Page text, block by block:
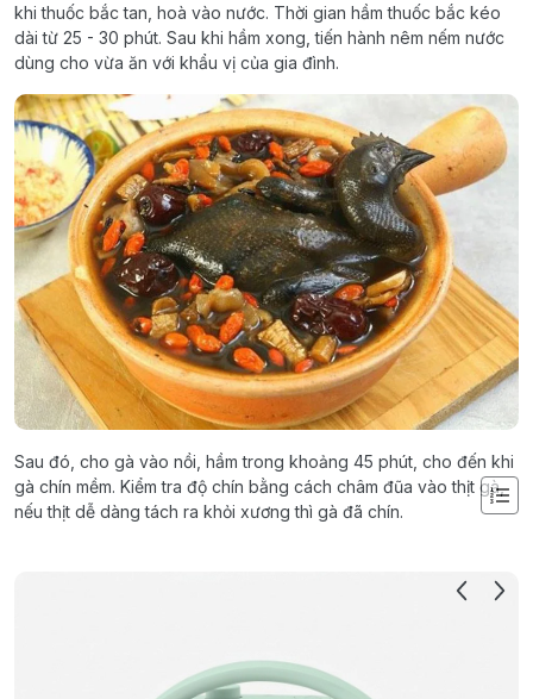
khi thuốc bắc tan, hoà vào nước. Thời gian hầm thuốc bắc kéo
dài từ 25 - 30 phút. Sau khi hầm xong, tiến hành nêm nếm nước
dùng cho vừa ăn với khẩu vị của gia đình.
Sau đó, cho gà vào nồi, hầm trong khoảng 45 phút, cho đến khi
gà chín mềm. Kiểm tra độ chín bằng cách châm đũa vào thịt gà,
nếu thịt dễ dàng tách ra khỏi xương thì gà đã chín.